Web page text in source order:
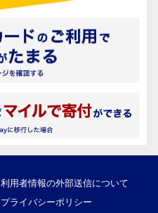
利用者情報の外部送信について
プライバシーポリシー